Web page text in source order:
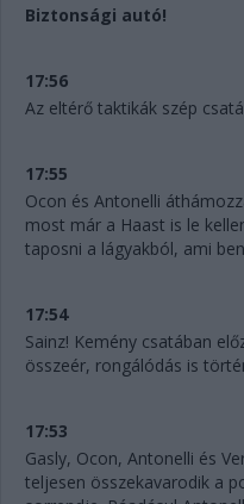
Biztonsági autó!
17:56
Az eltérő taktikák szép
17:55
Ocon és Antonelli
most már a Haast is le
taposni a lágyakból, ami
17:54
Sainz! Kemény csatában
összeér, rongálódás is
17:53
Gasly, Ocon, Antonelli és
teljesen összekavarodik a